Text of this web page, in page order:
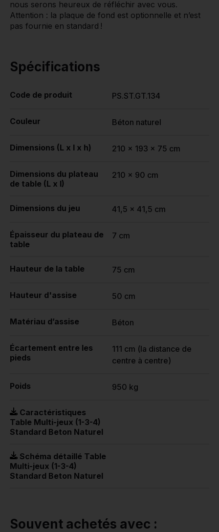
nous serons heureux de réfléchir avec vous.
Attention : la plaque de fond est optionnelle et n’est
pas fournie en standard !
Spécifications
Code de produit PS.ST.GT.134
Couleur Béton naturel
Dimensions (L x l x h) 210 x 193 x 75 cm
Dimensions du plateau
de table (L x l)
210 x 90 cm
Dimensions du jeu 41,5 x 41,5 cm
Épaisseur du plateau de
table
7 cm
Hauteur de la table 75 cm
Hauteur d'assise 50 cm
Matériau d’assise Béton
Écartement entre les
pieds
111 cm (la distance de
centre à centre)
Poids 950 kg
Caractéristiques
Table Multi-jeux (1-3-4)
Standard Beton Naturel
Schéma détaillé Table
Multi-jeux (1-3-4)
Standard Beton Naturel
Souvent achetés avec :